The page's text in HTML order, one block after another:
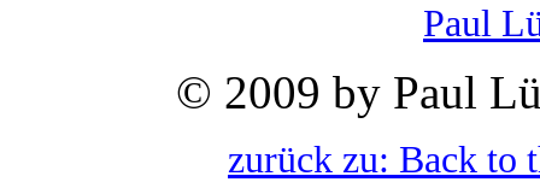
Paul
© 2009 by Paul
zurück zu: Back to